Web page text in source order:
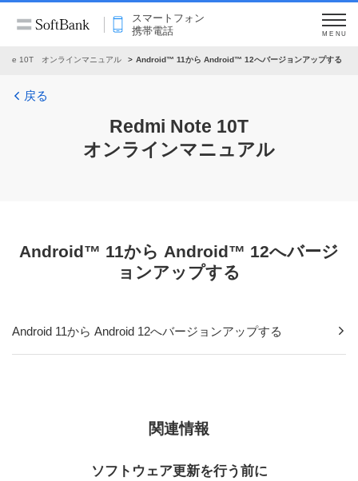
スマートフォン
携帯電話
MENU
10T オンラインマニュアル Android™ 11から Android™ 12へバージョンアップする
戻る
Redmi Note 10T
オンラインマニュアル
Android™ 11から Android™ 12へバージ
ョンアップする
Android 11から Android 12へバージョンアップする
関連情報
ソフトウェア更新を行う前に